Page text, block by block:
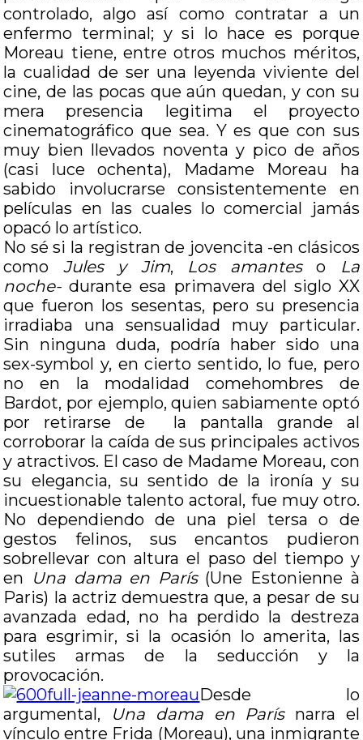
controlado, algo así como contratar a un
enfermo terminal; y si lo hace es porque
Moreau tiene, entre otros muchos méritos,
la cualidad de ser una leyenda viviente del
cine, de las pocas que aún quedan, y con su
mera presencia legitima el proyecto
cinematográfico que sea. Y es que con sus
muy bien llevados noventa y pico de años
(casi luce ochenta), Madame Moreau ha
sabido involucrarse consistentemente en
películas en las cuales lo comercial jamás
opacó lo artístico.
No sé si la registran de jovencita -en clásicos
como Jules y Jim, Los amanteso
La
noche- durante esa primavera del siglo XX
que fueron los sesentas, pero su presencia
irradiaba una sensualidad muy particular.
Sin ninguna duda, podría haber sido una
sex-symbol y, en cierto sentido, lo fue, pero
no en la modalidad comehombres de
Bardot, por ejemplo, quien sabiamente optó
por retirarse de la pantalla grande al
corroborar la caída de sus principales activos
y atractivos. El caso de Madame Moreau, con
su elegancia, su sentido de la ironía y su
incuestionable talento actoral, fue muy otro.
No dependiendo de una piel tersa o de
gestos felinos, sus encantos pudieron
sobrellevar con altura el paso del tiempo y
en Una dama en París (Une Estonienne à
Paris) la actriz demuestra que, a pesar de su
avanzada edad, no ha perdido la destreza
para esgrimir, si la ocasión lo amerita, las
sutiles armas de la seducción y la
provocación.
Desde lo
argumental,
Una dama en Parísnarra el
vínculo entre Frida (Moreau), una inmigrante